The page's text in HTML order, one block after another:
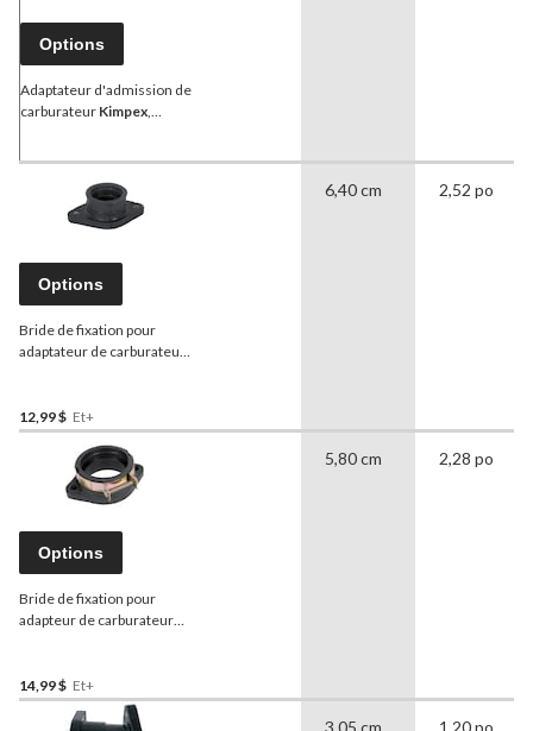
Options
Adaptateur d'admission de
carburateur Kimpex
Options
Bride de fixation pour
adaptateur de carburateur
12,99 $ Et+
6,40 cm 2,52 po
Options
Bride de fixation pour
adapteur de carburateur
14,99 $ Et+
5,80 cm 2,28 po
3,05 cm 1,20 po